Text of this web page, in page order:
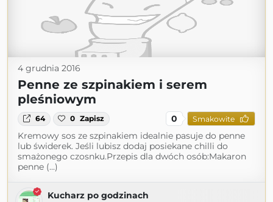
4 grudnia 2016
Penne ze szpinakiem i serem
pleśniowym
64 0 Zapisz 0 Smakowite
Kremowy sos ze szpinakiem idealnie pasuje do penne
lub świderek. Jeśli lubisz dodaj posiekane chilli do
smażonego czosnku.Przepis dla dwóch osób:Makaron
penne (...)
Kucharz po godzinach